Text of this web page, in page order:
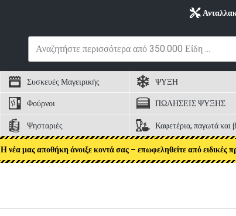
Συσκευές Μαγειρικής ΨΥΞΗ
Φούρνοι ΠΩΛΗΣΕΙΣ ΨΥΞΗΣ
Ψησταριές
Η νέα μας αποθήκη άνοιξε κοντά σας – επωφεληθείτε από ειδικές